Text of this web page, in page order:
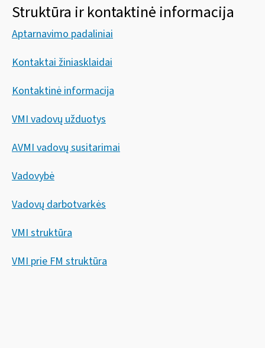
Struktūra ir kontaktinė informacija
Aptarnavimo padaliniai
Kontaktai žiniasklaidai
Kontaktinė informacija
VMI vadovų užduotys
AVMI vadovų susitarimai
Vadovybė
Vadovų darbotvarkės
VMI struktūra
VMI prie FM struktūra